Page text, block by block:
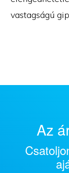
vastagságú
Az